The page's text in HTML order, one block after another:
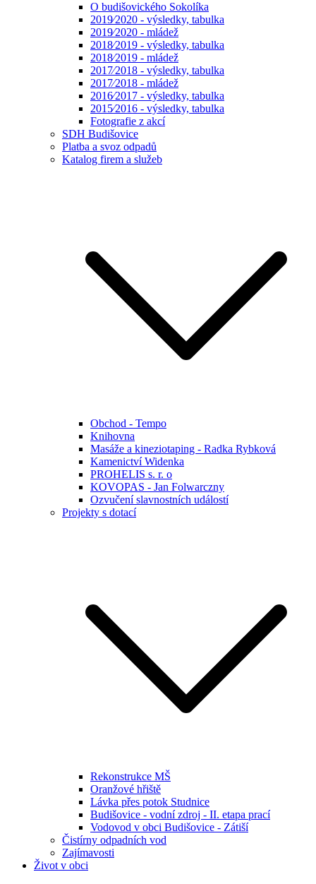
O budišovického Sokolíka
2019⁄2020 - výsledky, tabulka
2019⁄2020 - mládež
2018⁄2019 - výsledky, tabulka
2018⁄2019 - mládež
2017⁄2018 - výsledky, tabulka
2017⁄2018 - mládež
2016⁄2017 - výsledky, tabulka
2015⁄2016 - výsledky, tabulka
Fotografie z akcí
SDH Budišovice
Platba a svoz odpadů
Katalog firem a služeb
Obchod - Tempo
Knihovna
Masáže a kineziotaping - Radka Rybková
Kamenictví Widenka
PROHELIS s. r. o
KOVOPAS - Jan Folwarczny
Ozvučení slavnostních událostí
Projekty s dotací
Rekonstrukce MŠ
Oranžové hřiště
Lávka přes potok Studnice
Budišovice - vodní zdroj - II. etapa prací
Vodovod v obci Budišovice - Zátiší
Čistírny odpadních vod
Zajímavosti
Život v obci